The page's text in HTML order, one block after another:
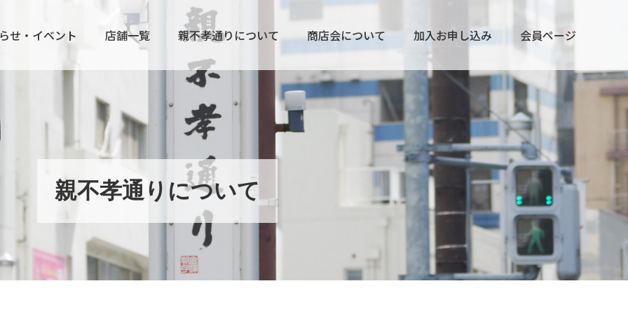
せ・イベント 店舗一覧 親不孝通りについて 商店会について 加入お申し込み 会員ページ
親不孝通りについて